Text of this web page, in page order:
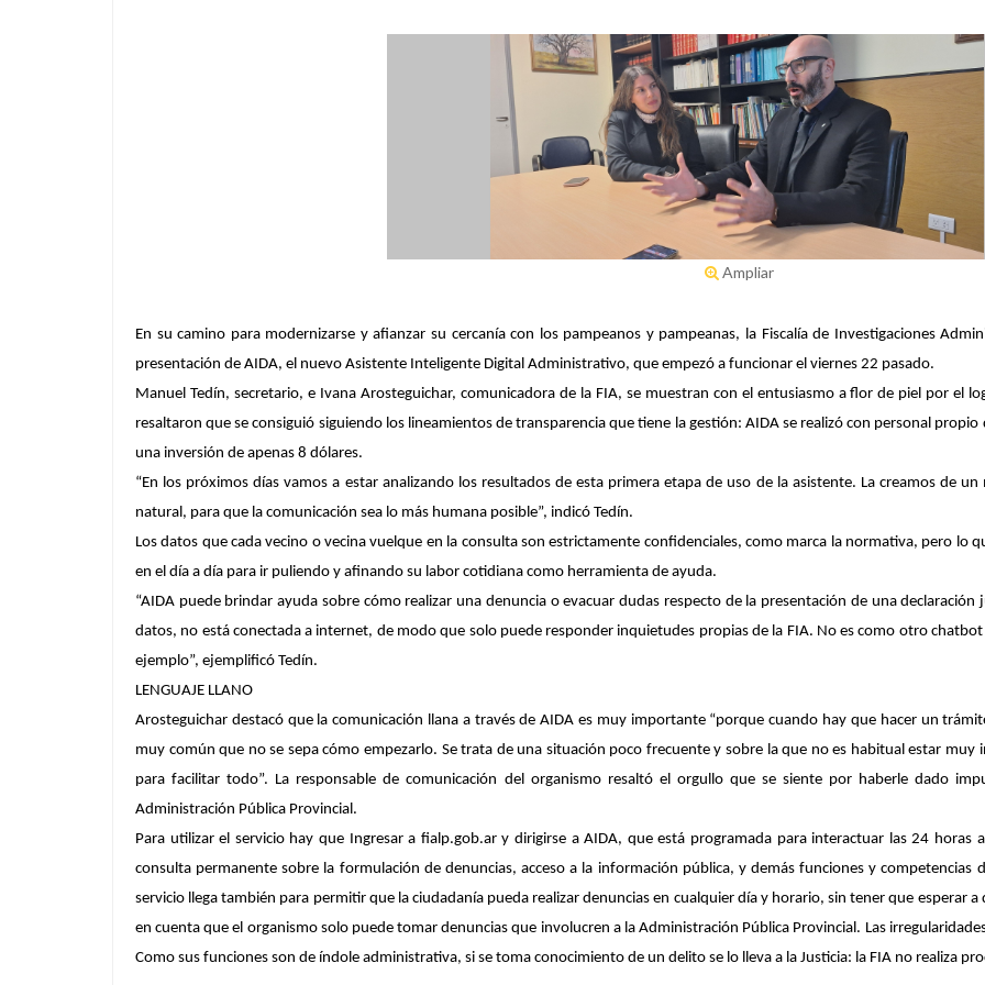
Ampliar
En su camino para modernizarse y afianzar su cercanía con los pampeanos y pampeanas, la Fiscalía de Investigaciones
presentación de AIDA, el nuevo Asistente Inteligente Digital Administrativo, que empezó a funcionar el viernes 22 pasado.
Manuel Tedín, secretario, e Ivana Arosteguichar, comunicadora de la FIA, se muestran con el entusiasmo a flor de piel por el
resaltaron que se consiguió siguiendo los lineamientos de transparencia que tiene la gestión: AIDA se realizó con personal
una inversión de apenas 8 dólares.
“En los próximos días vamos a estar analizando los resultados de esta primera etapa de uso de la asistente. La creamos de
natural, para que la comunicación sea lo más humana posible”, indicó Tedín.
Los datos que cada vecino o vecina vuelque en la consulta son estrictamente confidenciales, como marca la normativa, pero lo
en el día a día para ir puliendo y afinando su labor cotidiana como herramienta de ayuda.
“AIDA puede brindar ayuda sobre cómo realizar una denuncia o evacuar dudas respecto de la presentación de una
datos, no está conectada a internet, de modo que solo puede responder inquietudes propias de la FIA. No es como otro
ejemplo”, ejemplificó Tedín.
LENGUAJE LLANO
Arosteguichar destacó que la comunicación llana a través de AIDA es muy importante “porque cuando hay que hacer un
muy común que no se sepa cómo empezarlo. Se trata de una situación poco frecuente y sobre la que no es habitual estar
para facilitar todo”. La responsable de comunicación del organismo resaltó el orgullo que se siente por haberle dado
Administración Pública Provincial.
Para utilizar el servicio hay que Ingresar a fialp.gob.ar y dirigirse a AIDA, que está programada para interactuar las 24
consulta permanente sobre la formulación de denuncias, acceso a la información pública, y demás funciones y competencias
servicio llega también para permitir que la ciudadanía pueda realizar denuncias en cualquier día y horario, sin tener que esperar
en cuenta que el organismo solo puede tomar denuncias que involucren a la Administración Pública Provincial. Las
Como sus funciones son de índole administrativa, si se toma conocimiento de un delito se lo lleva a la Justicia: la FIA no realiza